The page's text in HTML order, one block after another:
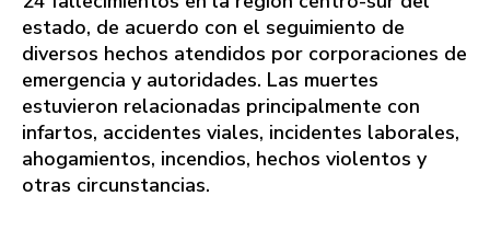
estado, de acuerdo con el seguimiento de
diversos hechos atendidos por corporaciones de
emergencia y autoridades. Las muertes
estuvieron relacionadas principalmente con
infartos, accidentes viales, incidentes laborales,
ahogamientos, incendios, hechos violentos y
otras circunstancias.